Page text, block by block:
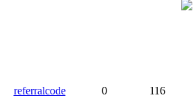
referralcode 0 116